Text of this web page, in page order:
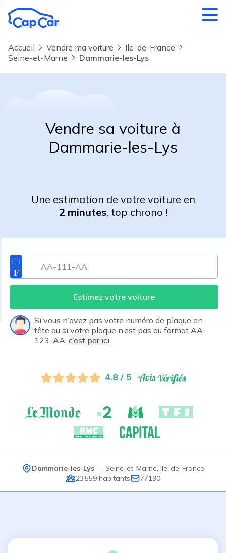
Accueil Vendre ma voiture
Ile-de-France
Seine-et-Marne
Dammarie-les-Lys
Vendre sa voiture à
Dammarie-les-Lys
Une estimation de votre voiture en
2 minutes, top chrono !
Estimez votre voiture
Si vous n’avez pas votre numéro de plaque en
tête ou si votre plaque n’est pas au format AA-
123-AA, c’est par ici
4.8 / 5
Dammarie-les-Lys — Seine-et-Marne Ile-de-France
23 559 habitants 77190